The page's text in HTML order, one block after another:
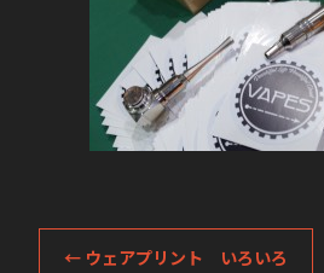
← ウェアプリント いろいろ